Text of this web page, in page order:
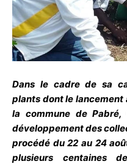
Dans le cadre de sa
plants dont le lancement
la commune de
développement des
procédé du 22 au 24
plusieurs centaines